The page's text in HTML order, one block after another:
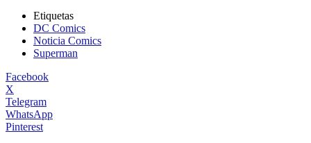
Etiquetas
DC Comics
Noticia Comics
Superman
Facebook
X
Telegram
WhatsApp
Pinterest